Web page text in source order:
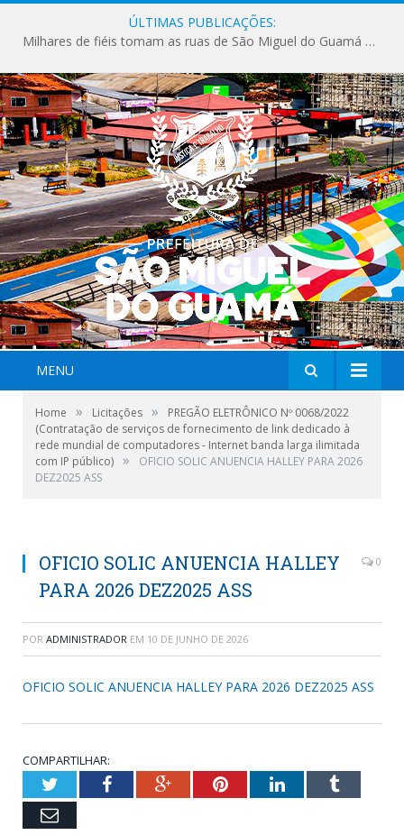
ÚLTIMAS PUBLICAÇÕES:
Milhares de fiéis tomam as ruas de São Miguel do Guamá em uma grande celebração de fé na Marcha para Jesus 2026.
MENU
Home » Licitações »
PREGÃO ELETRÔNICO Nº 0068/2022
(Contratação de serviços de fornecimento de link dedicado à
rede mundial de computadores - Internet banda larga ilimitada
com IP público) »
OFICIO SOLIC ANUENCIA HALLEY PARA 2026
DEZ2025 ASS
OFICIO SOLIC ANUENCIA HALLEY
PARA 2026 DEZ2025 ASS
0
POR ADMINISTRADOR EM 10 DE JUNHO DE 2026
OFICIO SOLIC ANUENCIA HALLEY PARA 2026 DEZ2025 ASS
COMPARTILHAR:
TwitterFacebookGoogle+PinterestLinkedInTumblr
Email